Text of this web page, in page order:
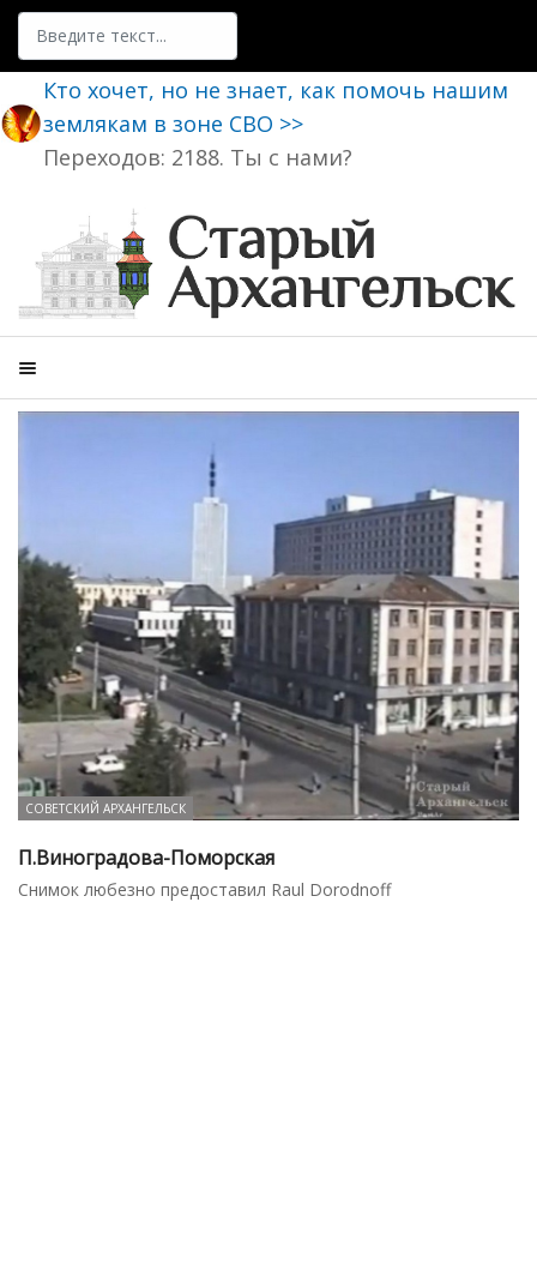
Поиск
Кто хочет, но не знает, как помочь нашим
землякам в зоне СВО >>
Переходов: 2188. Ты с нами?
СОВЕТСКИЙ АРХАНГЕЛЬСК
П.Виноградова-Поморская
Снимок любезно предоставил Raul Dorodnoff